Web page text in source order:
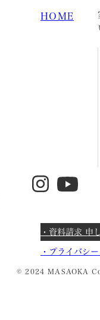
HOME
・資料請求 申
・ プライバシ
© 2024 MASAOKA